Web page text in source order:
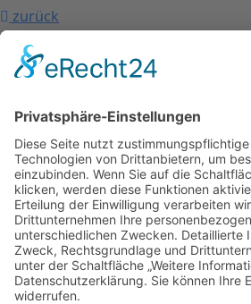
zurück
Kontakt
Impressum
Mitgliederbereich
Facebook
Instagram
Umsetzung:DOUBLE-
Kontakt
Impressum
Datenschutzerklärung
Mitgliederbereich